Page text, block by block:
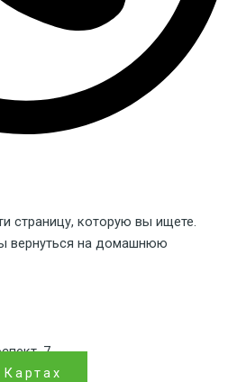
страницу, которую вы ищете.
вернуться на домашнюю
7